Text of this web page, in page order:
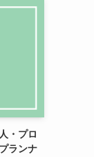
・プロ
ランナ